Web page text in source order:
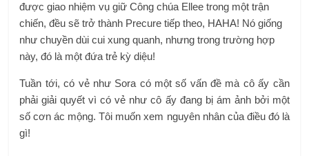
được giao nhiệm vụ giữ Công chúa Ellee trong một trận
chiến, đều sẽ trở thành Precure tiếp theo, HAHA! Nó giống
như chuyền dùi cui xung quanh, nhưng trong trường hợp
này, đó là một đứa trẻ kỳ diệu!
Tuần tới, có vẻ như Sora có một số vấn đề mà cô ấy cần
phải giải quyết vì có vẻ như cô ấy đang bị ám ảnh bởi một
số cơn ác mộng. Tôi muốn xem nguyên nhân của điều đó là
gì!